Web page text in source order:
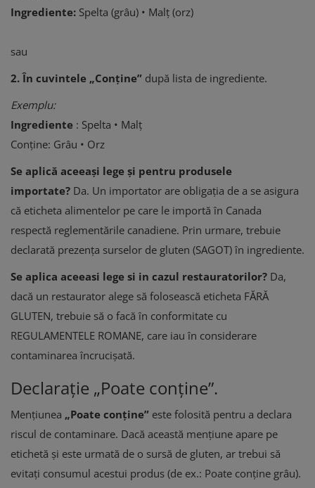
Ingrediente: Spelta (grâu) • Malț (orz)
sau
2. În cuvintele „Conține” după lista de ingrediente.
Exemplu:
Ingrediente : Spelta • Malț
Conține: Grâu • Orz
Se aplică aceeași lege și pentru produsele
importate? Da. Un importator are obligația de a se asigura
că eticheta alimentelor pe care le importă în Canada
respectă reglementările canadiene. Prin urmare, trebuie
declarată prezența surselor de gluten (SAGOT) în ingrediente.
Se aplica aceeasi lege si in cazul restauratorilor? Da,
dacă un restaurator alege să folosească eticheta FĂRĂ
GLUTEN, trebuie să o facă în conformitate cu
REGULAMENTELE ROMANE, care iau în considerare
contaminarea încrucișată.
Declarație „Poate conține”.
Mențiunea „Poate conține” este folosită pentru a declara
riscul de contaminare. Dacă această mențiune apare pe
etichetă și este urmată de o sursă de gluten, ar trebui să
evitați consumul acestui produs (de ex.: Poate conține grâu).